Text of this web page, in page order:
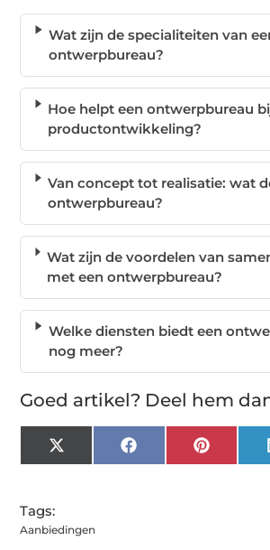
Wat zijn de specialiteiten van
ontwerpbureau?
Hoe helpt een ontwerpbureau
productontwikkeling?
Van concept tot realisatie: wat
ontwerpbureau?
Wat zijn de voordelen van
met een ontwerpbureau?
Welke diensten biedt een
nog meer?
Goed artikel? Deel hem
X
(Twitter)
Facebook
Tags:
Aanbiedingen